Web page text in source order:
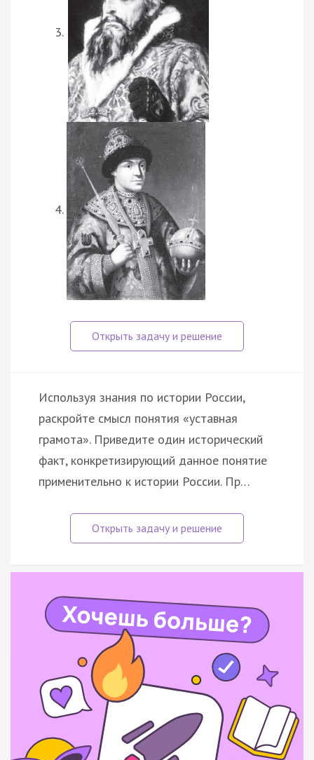
Используя знания по истории России,
раскройте смысл понятия «уставная
грамота». Приведите один исторический
факт, конкретизирующий данное понятие
применительно к истории России. Пр…